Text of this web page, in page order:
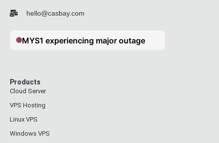
hello@casbay.com
Products
Cloud Server
VPS Hosting
Linux VPS
Windows VPS